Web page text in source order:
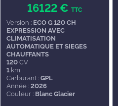
16122 €TTC
Version : ECO G 120 CH
EXPRESSION AVEC
CLIMATISATION
AUTOMATIQUE ET SIEGES
CHAUFFANTS
120 CV
1 km
Carburant : GPL
Année : 2026
Couleur : Blanc Glacier